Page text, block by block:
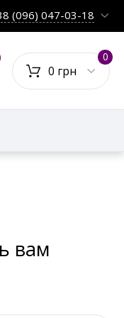
(096) 047-03-18
0 грн
0
вам